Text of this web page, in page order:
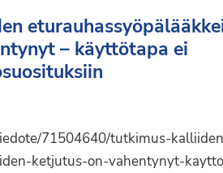
– käyttötapa ei
71504640/tutkimus-
ketjutus-on-vahentynyt-